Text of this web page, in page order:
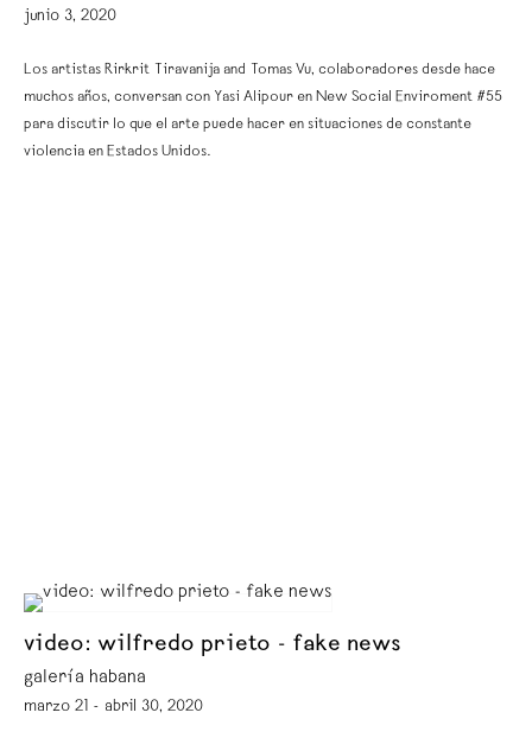
junio 3, 2020
Los artistas Rirkrit Tiravanija and Tomas Vu, colaboradores desde hace
muchos años, conversan con Yasi Alipour en New Social Enviroment #55
para discutir lo que el arte puede hacer en situaciones de constante
violencia en Estados Unidos.
video: wilfredo prieto - fake news
galería habana
marzo 21 - abril 30, 2020